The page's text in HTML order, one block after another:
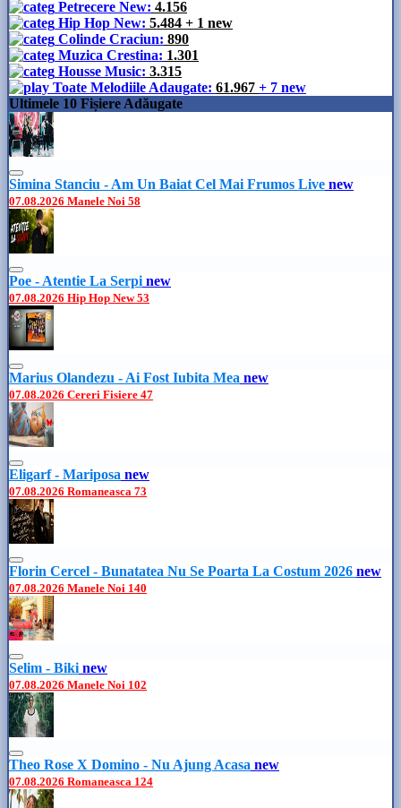
Petrecere New: 4.156
Hip Hop New: 5.484 + 1 new
Colinde Craciun: 890
Muzica Crestina: 1.301
Housse Music: 3.315
Toate Melodiile Adaugate: 61.967 + 7 new
Ultimele 10 Fișiere Adăugate
Simina Stanciu - Am Un Baiat Cel Mai Frumos Live new
07.08.2026 Manele Noi 58
Poe - Atentie La Serpi new
07.08.2026 Hip Hop New53
Marius Olandezu - Ai Fost Iubita Mea new
07.08.2026 Cereri Fisiere 47
Eligarf - Mariposa new
07.08.2026 Romaneasca 73
Florin Cercel - Bunatatea Nu Se Poarta La Costum 2026 new
07.08.2026 Manele Noi 140
Selim - Biki new
07.08.2026 Manele Noi 102
Theo Rose X Domino - Nu Ajung Acasa new
07.08.2026 Romaneasca 124